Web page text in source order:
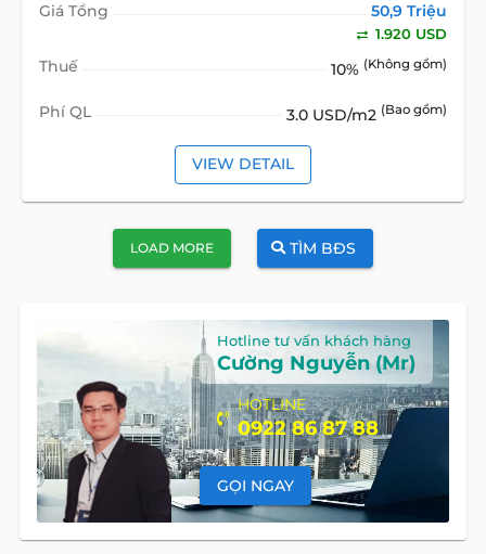
Giá Tổng 50,9 Triệu
1.920 USD
Thuế 10% (Không gồm)
Phí QL 3.0 USD/m2 (Bao gồm)
VIEW DETAIL
LOAD MORE TÌM BĐS
Hotline tư vấn khách hàng
Cường Nguyễn (Mr)
HOTLINE
0922 86 87 88
GỌI NGAY